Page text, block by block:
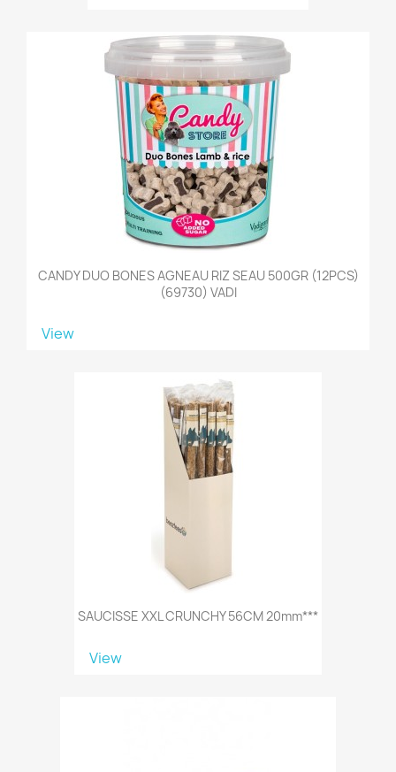
CANDY DUO BONES AGNEAU RIZ SEAU 500GR (12PCS)
(69730) VADI
View
SAUCISSE XXL CRUNCHY 56CM 20mm***
View